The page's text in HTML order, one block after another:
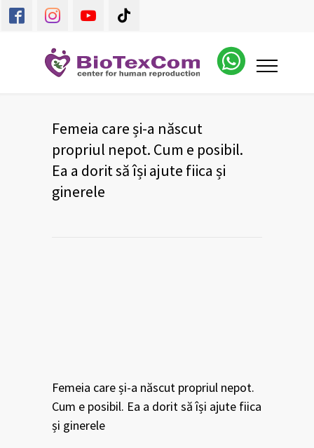
Femeia care și-a născut
propriul nepot. Cum e posibil.
Ea a dorit să își ajute fiica și
ginerele
Femeia care și-a născut propriul nepot.
Cum e posibil. Ea a dorit să își ajute fiica
și ginerele